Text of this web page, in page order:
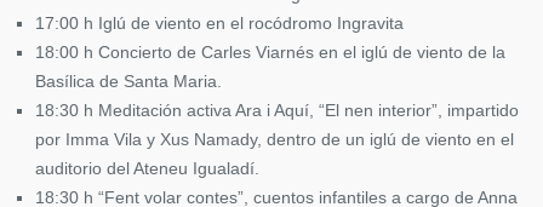
17:00 h Iglú de viento en el rocódromo Ingravita
18:00 h Concierto de Carles Viarnés en el iglú de viento de la
Basílica de Santa Maria.
18:30 h Meditación activa Ara i Aquí, “El nen interior”, impartido
por Imma Vila y Xus Namady, dentro de un iglú de viento en el
auditorio del Ateneu Igualadí.
18:30 h “Fent volar contes”, cuentos infantiles a cargo de Anna